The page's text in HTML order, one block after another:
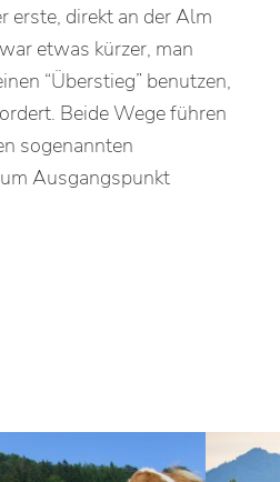
erste, direkt an der Alm
etwas kürzer, man
“Überstieg” benutzen,
Beide Wege führen
sogenannten
Ausgangspunkt